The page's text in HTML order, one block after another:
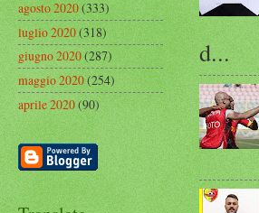
d...
agosto 2020(333)
luglio 2020(318)
giugno 2020(287)
maggio 2020(254)
aprile 2020(90)